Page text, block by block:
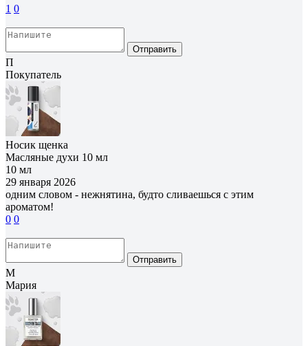
1 0
Отправить
П
Покупатель
Носик щенка
Масляные духи 10 мл
10 мл
29 января 2026
одним словом - нежнятина, будто сливаешься с этим
ароматом!
0 0
Отправить
М
Мария